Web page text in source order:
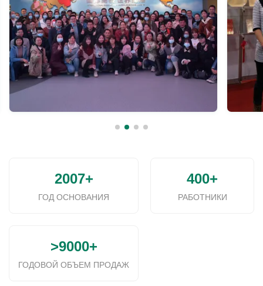
2007+
ГОД ОСНОВАНИЯ
400+
РАБОТНИКИ
>9000+
ГОДОВОЙ ОБЪЕМ ПРОДАЖ